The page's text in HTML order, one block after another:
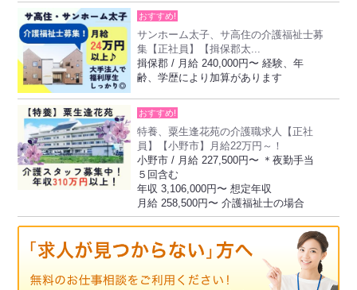
おすすめ!
サンホーム太子、サ高住の介護福祉士募
集【正社員】【揖保郡太...
揖保郡 / 月給 240,000円〜 経験、年
齢、学歴により加算があります
おすすめ!
特養、粟生逢花苑の介護職求人【正社
員】【小野市】月給22万円～！
小野市 / 月給 227,500円〜 ＊夜勤手当
５回含む
年収 3,106,000円〜 想定年収
月給 258,500円〜 介護福祉士の場合